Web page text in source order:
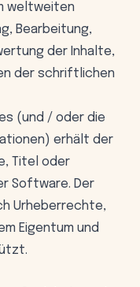
weltweiten
Bearbeitung,
der Inhalte,
der schriftlichen
(und / oder die
erhält der
Titel oder
Software. Der
Urheberrechte,
Eigentum und